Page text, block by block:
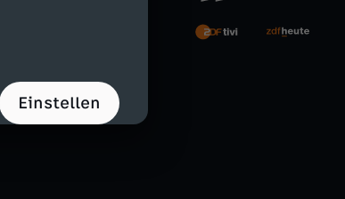
Einstellen